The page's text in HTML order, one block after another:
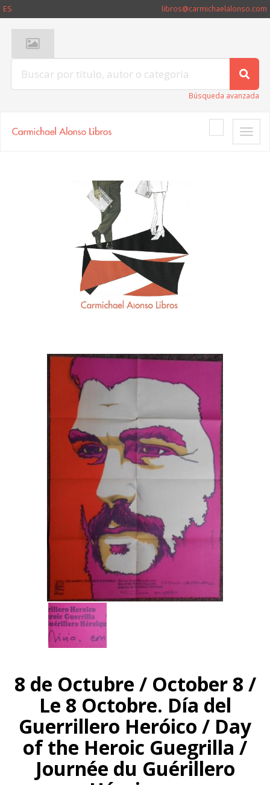
ES libros@carmichaelalonso.com
Búsqueda avanzada
Toggle
8 de Octubre / October 8 /
Le 8 Octobre. Día del
Guerrillero Heróico / Day
of the Heroic Guegrilla /
Journée du Guérillero